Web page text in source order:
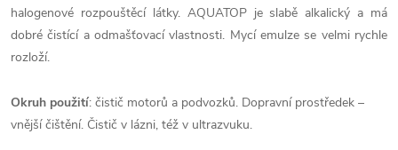
halogenové rozpouštěcí látky. AQUATOP je slabě alkalický a má
dobré čistící a odmašťovací vlastnosti. Mycí emulze se velmi rychle
rozloží.
Okruh použití: čistič motorů a podvozků. Dopravní prostředek –
vnější čištění. Čistič v lázni, též v ultrazvuku.